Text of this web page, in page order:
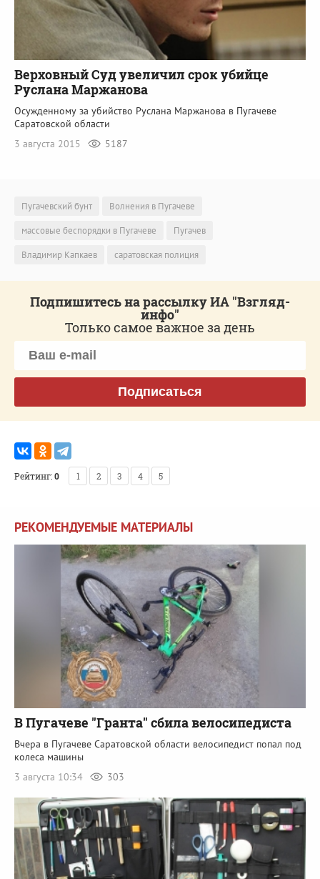
Верховный Суд увеличил срок убийце
Руслана Маржанова
Осужденному за убийство Руслана Маржанова в Пугачеве
Саратовской области
3 августа 2015
5187
Пугачевский бунт
Волнения в Пугачеве
массовые беспорядки в Пугачеве
Пугачев
Владимир Капкаев
саратовская полиция
Подпишитесь на рассылку ИА "Взгляд-
инфо"
Только самое важное за день
Подписаться
Рейтинг:0 1 2 3 4 5
РЕКОМЕНДУЕМЫЕ МАТЕРИАЛЫ
В Пугачеве "Гранта" сбила велосипедиста
Вчера в Пугачеве Саратовской области велосипедист попал под
колеса машины
3 августа 10:34
303